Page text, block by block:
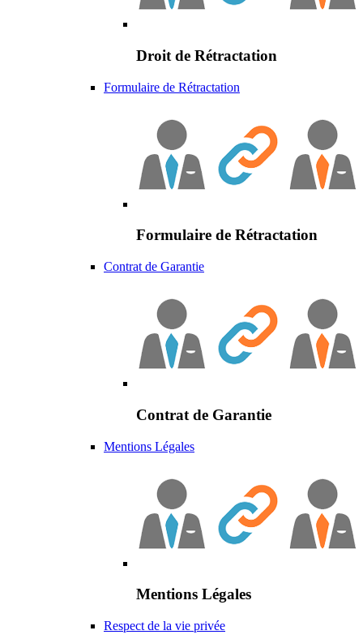
Droit de Rétractation
Formulaire de Rétractation
Formulaire de Rétractation
Contrat de Garantie
Contrat de Garantie
Mentions Légales
Mentions Légales
Respect de la vie privée